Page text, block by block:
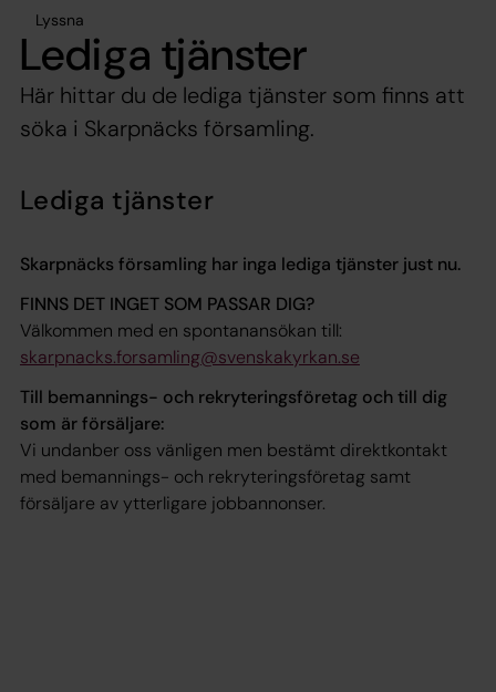
Lyssna
Lediga tjänster
Här hittar du de lediga tjänster som finns att
söka i Skarpnäcks församling.
Lediga tjänster
Skarpnäcks församling har inga lediga tjänster just nu.
FINNS DET INGET SOM PASSAR DIG?
Välkommen med en spontanansökan till:
skarpnacks.forsamling@svenskakyrkan.se
Till bemannings- och rekryteringsföretag och till dig
som är försäljare:
Vi undanber oss vänligen men bestämt direktkontakt
med bemannings- och rekryteringsföretag samt
försäljare av ytterligare jobbannonser.